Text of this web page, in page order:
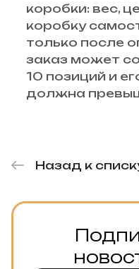
коробки: вес,
коробку
только после
заказ может
10 позиций и
должна
Назад к